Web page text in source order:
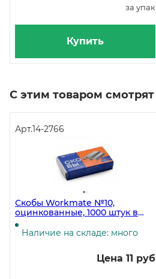
за упак
Купить
С этим товаром смотрят
Арт.14-2766
Скобы Workmate №10,
оцинкованные, 1000 штук в
упаковке
Наличие на складе: много
Цена 11 руб